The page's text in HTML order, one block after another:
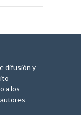
difusión y
a los